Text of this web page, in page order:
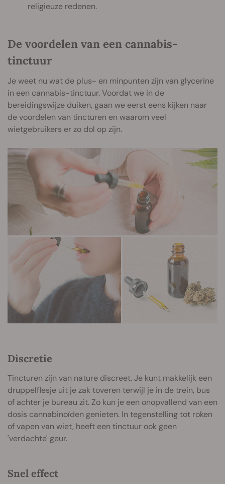
religieuze redenen.
De voordelen van een cannabis-
tinctuur
Je weet nu wat de plus- en minpunten zijn van glycerine
in een cannabis-tinctuur. Voordat we in de
bereidingswijze duiken, gaan we eerst eens kijken naar
de voordelen van tincturen en waarom veel
wietgebruikers er zo dol op zijn.
Discretie
Tincturen zijn van nature discreet. Je kunt makkelijk een
druppelflesje uit je zak toveren terwijl je in de trein, bus
of achter je bureau zit. Zo kun je een onopvallend van een
dosis cannabinoïden genieten. In tegenstelling tot roken
of vapen van wiet, heeft een tinctuur ook geen
'verdachte' geur.
Snel effect